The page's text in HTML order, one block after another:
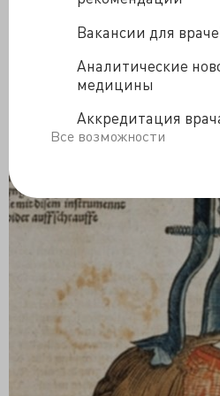
Вакансии для
Аналитические
медицины
Аккредитация
Все возможности